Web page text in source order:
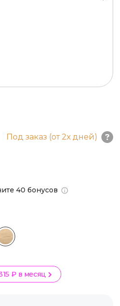
Под заказ (от 2х дней)
40 бонусов
₽ в месяц